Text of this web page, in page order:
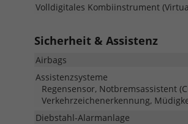
Volldigitales Kombiinstrument
Sicherheit & Assistenz
Airbags
Assistenzsysteme
Regensensor, Notbremsassistent
Verkehrzeichenerkennung,
Diebstahl-Alarmanlage